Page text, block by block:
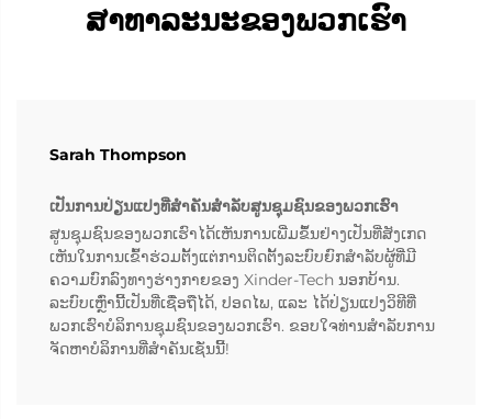
ສາທາລະນະຂອງພວກເຮົາ
Sarah Thompson
ເປັນການປ່ຽນແປງທີ່ສຳຄັນສຳລັບສູນຊຸມຊົນຂອງພວກເຮົາ
ສູນຊຸມຊົນຂອງພວກເຮົາໄດ້ເຫັນການເພີ່ມຂຶ້ນຢ່າງເປັນທີ່ສັງເກດ
ເຫັນໃນການເຂົ້າຮ່ວມຕັ້ງແຕ່ການຕິດຕັ້ງລະບົບຍົກສຳລັບຜູ້ທີ່ມີ
ຄວາມບົກລົງທາງຮ່າງກາຍຂອງ Xinder-Tech ນອກບ້ານ.
ລະບົບເຫຼົ່ານີ້ເປັນທີ່ເຊື່ອຖືໄດ້, ປອດໄພ, ແລະ ໄດ້ປ່ຽນແປງວິທີທີ່
ພວກເຮົາບໍລິການຊຸມຊົນຂອງພວກເຮົາ. ຂອບໃຈທ່ານສຳລັບການ
ຈັດຫາບໍລິການທີ່ສຳຄັນເຊັ່ນນີ້!